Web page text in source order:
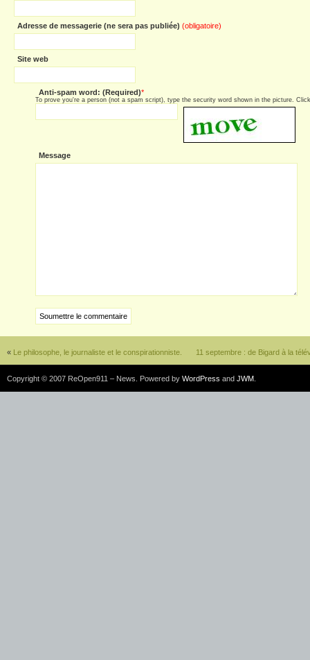
Adresse de messagerie (ne sera pas publiée) (obligatoire)
Site web
Anti-spam word: (Required)*
To prove you're a person (not a spam script), type the security word shown in the picture.
Message
« Le philosophe, le journaliste et le conspirationniste. 11 septembre : de Bigard à la
Copyright © 2007 ReOpen911 – News. Powered by WordPress and JWM